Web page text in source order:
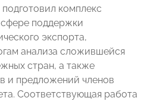
комплекс
поддержки
экспорта,
анализа сложившейся
стран, а также
и предложений членов
Соответствующая работа